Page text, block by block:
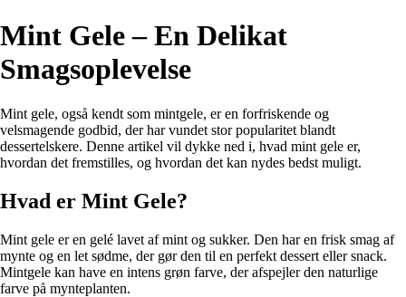
Mint Gele – En Delikat
Smagsoplevelse
Mint gele, også kendt som mintgele, er en forfriskende og
velsmagende godbid, der har vundet stor popularitet blandt
dessertelskere. Denne artikel vil dykke ned i, hvad mint gele er,
hvordan det fremstilles, og hvordan det kan nydes bedst muligt.
Hvad er Mint Gele?
Mint gele er en gelé lavet af mint og sukker. Den har en frisk smag af
mynte og en let sødme, der gør den til en perfekt dessert eller snack.
Mintgele kan have en intens grøn farve, der afspejler den naturlige
farve på mynteplanten.